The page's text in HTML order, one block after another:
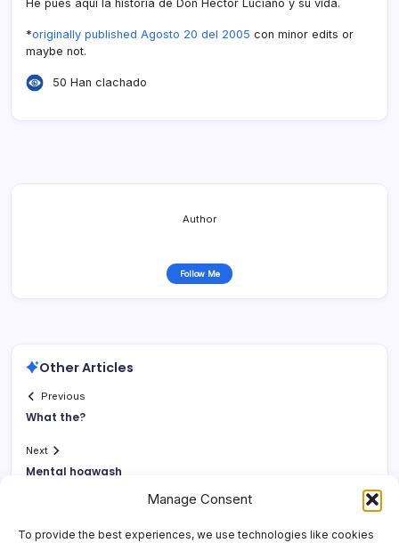
Manage Consent
To provide the best experiences, we use technologies like cookies
He pues aquí­ la historia de Don Héctor Luciano y su vida.
*originally published Agosto 20 del 2005 con minor edits or
maybe not.
50 Han clachado
Author
Follow Me
Other Articles
Previous
What the?
Next
Mental hogwash